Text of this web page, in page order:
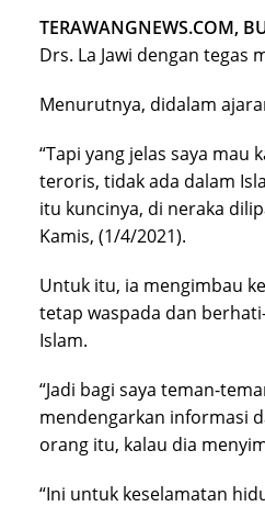
TERAWANGNEWS.COM,
Drs. La Jawi dengan
Menurutnya, didalam
“Tapi yang jelas saya
teroris, tidak ada dalam
itu kuncinya, di neraka
Kamis, (1/4/2021).
Untuk itu, ia mengimbau
tetap waspada dan
Islam.
“Jadi bagi saya teman-
mendengarkan informasi
orang itu, kalau dia
“Ini untuk keselamatan